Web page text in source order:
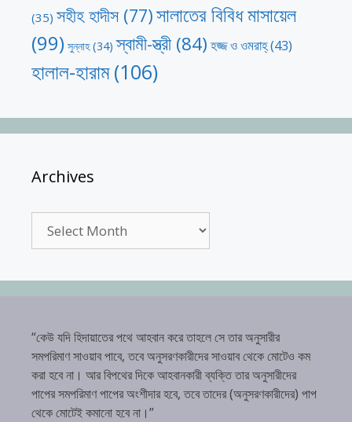
(35) সহীহ হাদীস(77)সালাতের বিবিধ মাসায়েল
(99) সুন্নাহ(34) স্বামী-স্ত্রী(84) হজ্জ ও ওমরাহ্‌(43)
হালাল-হারাম(106)
Archives
“কেউ যদি হিদায়াতের পথে আহবান করে তাহলে সে তার অনুসারীর
সমপরিমাণ সাওয়াব পাবে, তবে অনুসরণকারীদের সাওয়াব থেকে মোটেও কম
করা হবে না। আর বিপথের দিকে আহবানকারী ব্যক্তি তার অনুসারীদের
পাপের সমপরিমাণ পাপের অংশীদার হবে, তবে তাদের (অনুসরণকারীদের) পাপ
থেকে মোটেই কমানো হবে না।”